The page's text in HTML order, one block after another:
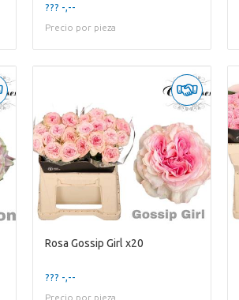
??? -,--
Precio por pieza
Rosa Gossip Girl x20
??? -,--
Precio por pieza